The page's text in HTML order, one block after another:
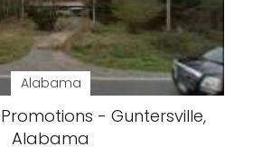
Alabama
- Guntersville,
Alabama